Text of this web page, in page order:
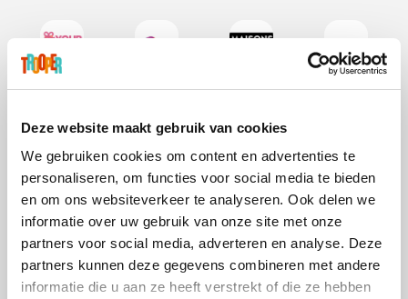
Deze website maakt gebruik van cookies
We gebruiken cookies om content en advertenties te
personaliseren, om functies voor social media te bieden
en om ons websiteverkeer te analyseren. Ook delen we
informatie over uw gebruik van onze site met onze
partners voor social media, adverteren en analyse. Deze
partners kunnen deze gegevens combineren met andere
informatie die u aan ze heeft verstrekt of die ze hebben
Weekendesk Sarenza Schiesser Interhome